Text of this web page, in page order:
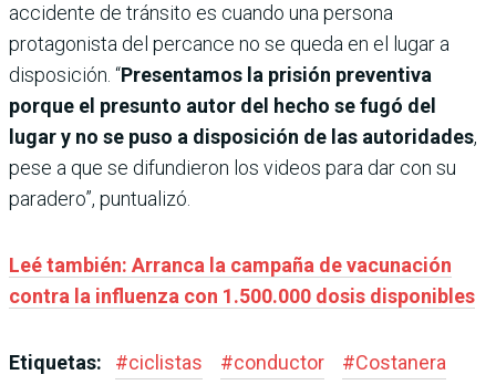
accidente de tránsito es cuando una persona
protagonista del percance no se queda en el lugar a
disposición. “Presentamos la prisión preventiva
porque el presunto autor del hecho se fugó del
lugar y no se puso a disposición de las autoridades,
pese a que se difundieron los videos para dar con su
paradero”, puntualizó.
Leé también: Arranca la campaña de vacunación
contra la influenza con 1.500.000 dosis disponibles
Etiquetas: #ciclistas #conductor #Costanera